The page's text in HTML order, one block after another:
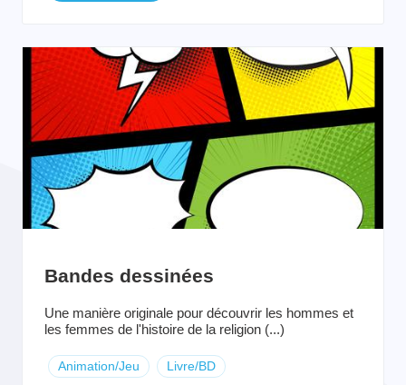
Bandes dessinées
Une manière originale pour découvrir les hommes et
les femmes de l'histoire de la religion (...)
Animation/Jeu Livre/BD